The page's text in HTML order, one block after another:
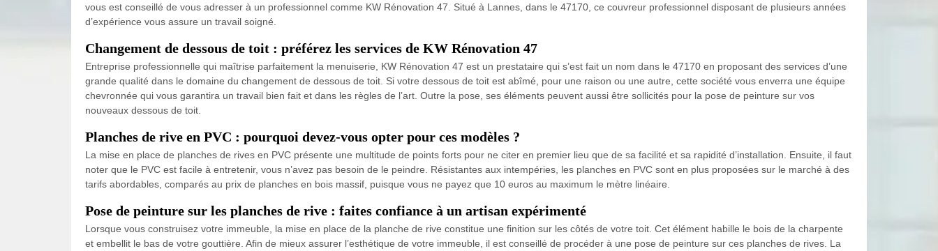
vous est conseillé de vous adresser à un professionnel comme KW Rénovation 47. Situé à Lannes, dans le 47170, ce couvreur professionnel disposant de plusieurs années
d’expérience vous assure un travail soigné.
Changement de dessous de toit : préférez les services de KW Rénovation 47
Entreprise professionnelle qui maîtrise parfaitement la menuiserie, KW Rénovation 47 est un prestataire qui s’est fait un nom dans le 47170 en proposant des services d’une
grande qualité dans le domaine du changement de dessous de toit. Si votre dessous de toit est abîmé, pour une raison ou une autre, cette société vous enverra une équipe
chevronnée qui vous garantira un travail bien fait et dans les règles de l’art. Outre la pose, ses éléments peuvent aussi être sollicités pour la pose de peinture sur vos
nouveaux dessous de toit.
Planches de rive en PVC : pourquoi devez-vous opter pour ces modèles ?
La mise en place de planches de rives en PVC présente une multitude de points forts pour ne citer en premier lieu que de sa facilité et sa rapidité d’installation. Ensuite, il faut
noter que le PVC est facile à entretenir, vous n’avez pas besoin de le peindre. Résistantes aux intempéries, les planches en PVC sont en plus proposées sur le marché à des
tarifs abordables, comparés au prix de planches en bois massif, puisque vous ne payez que 10 euros au maximum le mètre linéaire.
Pose de peinture sur les planches de rive : faites confiance à un artisan expérimenté
Lorsque vous construisez votre immeuble, la mise en place de la planche de rive constitue une finition sur les côtés de votre toit. Cet élément habille le bois de la charpente
et embellit le bas de votre gouttière. Afin de mieux assurer l’esthétique de votre immeuble, il est conseillé de procéder à une pose de peinture sur ces planches de rives. La